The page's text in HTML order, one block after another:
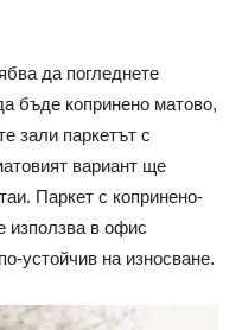
да погледнете
бъде копринено матово,
зали паркетът с
вариант ще
Паркет с копринено-
използва в офис
устойчив на износване.